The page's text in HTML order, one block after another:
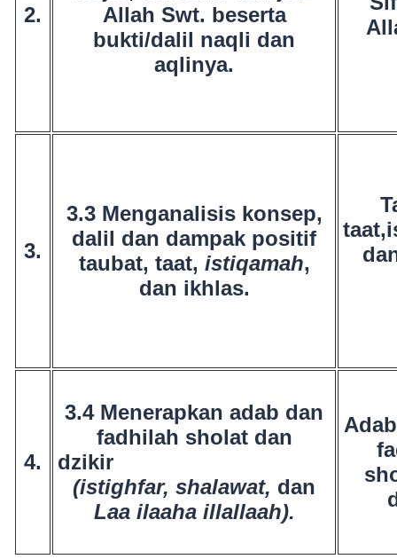
2.
Allah Swt. beserta
bukti/dalil naqli dan
aqlinya.
3.
3.3 Menganalisis konsep,
dalil dan dampak positif
taubat, taat, istiqamah,
dan ikhlas.
4.
3.4 Menerapkan adab dan
fadhilah sholat dan
dzikir
(istighfar, shalawat, dan
Laa ilaaha illallaah).